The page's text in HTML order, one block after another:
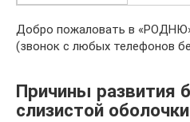
Добро пожаловать в
(звонок с любых телефонов
Причины развития
слизистой